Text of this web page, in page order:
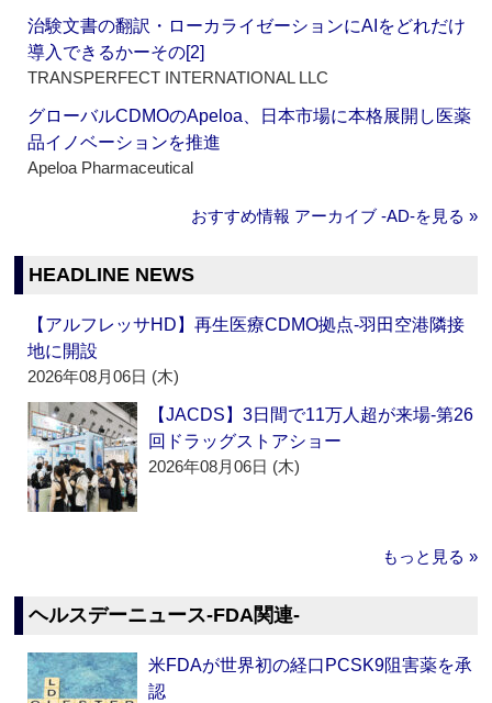
治験文書の翻訳・ローカライゼーションにAIをどれだけ
導入できるかーその[2]
TRANSPERFECT INTERNATIONAL LLC
グローバルCDMOのApeloa、日本市場に本格展開し医薬
品イノベーションを推進
Apeloa Pharmaceutical
おすすめ情報 アーカイブ ‐AD‐を見る »
HEADLINE NEWS
【アルフレッサHD】再生医療CDMO拠点‐羽田空港隣接
地に開設
2026年08月06日 (木)
【JACDS】3日間で11万人超が来場‐第26
回ドラッグストアショー
2026年08月06日 (木)
もっと見る »
ヘルスデーニュース‐FDA関連‐
米FDAが世界初の経口PCSK9阻害薬を承
認